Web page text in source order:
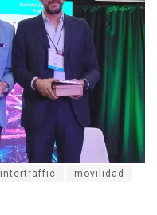
intertraffic movilidad